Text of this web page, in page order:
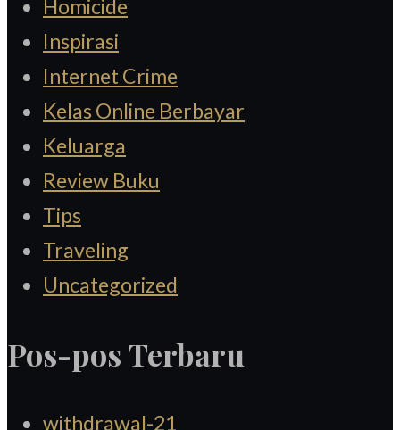
Homicide
Inspirasi
Internet Crime
Kelas Online Berbayar
Keluarga
Review Buku
Tips
Traveling
Uncategorized
Pos-pos Terbaru
withdrawal-21